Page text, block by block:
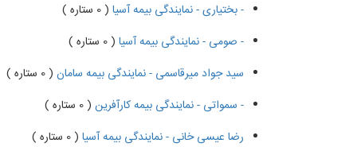
- بختیاری - نمایندگی بیمه آسیا ( 0 ستاره )
- صومی - نمایندگی بیمه آسیا ( 0 ستاره )
سید جواد میرقاسمی - نمایندگی بیمه سامان ( 0 ستاره )
- سمواتی - نمایندگی بیمه کارآفرین ( 0 ستاره )
رضا عیسی خانی - نمایندگی بیمه آسیا ( 0 ستاره )